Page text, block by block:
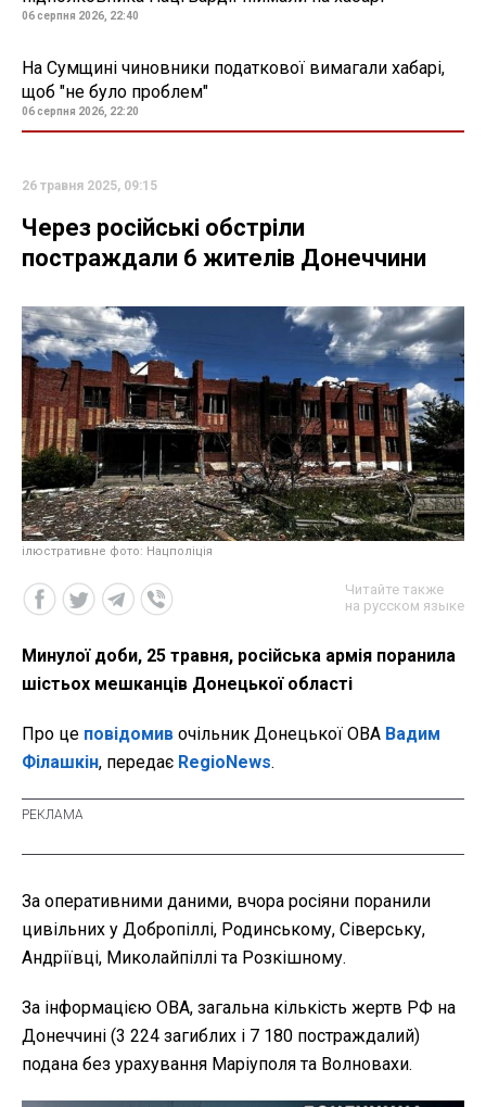
06 серпня 2026, 22:40
На Сумщині чиновники податкової вимагали хабарі,
щоб "не було проблем"
06 серпня 2026, 22:20
26 травня 2025, 09:15
Через російські обстріли
постраждали 6 жителів Донеччини
ілюстративне фото: Нацполіція
Читайте также
на русском языке
Минулої доби, 25 травня, російська армія поранила
шістьох мешканців Донецької області
Про це повідомив очільник Донецької ОВА Вадим
Філашкін, передає RegioNews.
За оперативними даними, вчора росіяни поранили
цивільних у Добропіллі, Родинському, Сіверську,
Андріївці, Миколайпіллі та Розкішному.
За інформацією ОВА, загальна кількість жертв РФ на
Донеччині (3 224 загиблих і 7 180 постраждалий)
подана без урахування Маріуполя та Волновахи.